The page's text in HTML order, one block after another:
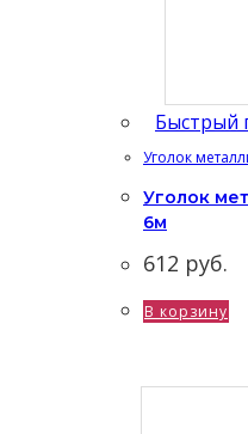
Быстрый
Уголок
Уголок
6м
612 руб.
В корзину